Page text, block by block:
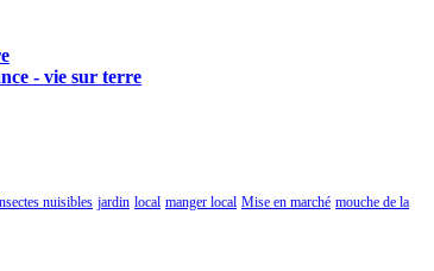
- vie sur terre
nuisibles jardin local manger local Mise en marché mouche de la